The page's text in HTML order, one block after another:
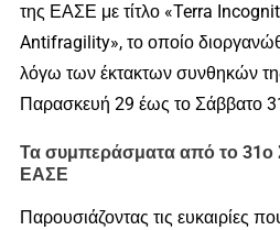
της ΕΑΣΕ με τίτλο «Terra
Antifragility», το οποίο
λόγω των έκτακτων συνθηκών
Παρασκευή 29 έως το Σάββατο
Τα συμπεράσματα από το 31ο
ΕΑΣΕ
Παρουσιάζοντας τις ευκαιρίες